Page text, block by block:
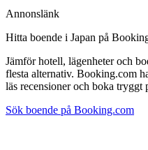
Annonslänk
Hitta boende i Japan på
Jämför hotell, lägenheter och
flesta alternativ. Booking.com
läs recensioner och boka tryggt
Sök boende på Booking.com